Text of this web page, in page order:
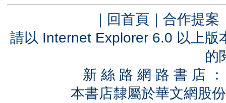
｜ 回首頁 ｜ 合作提案
請以 Internet Explorer 6.0 以上
的
新 絲 路 網 路 書 店
本書店隸屬於華文網股